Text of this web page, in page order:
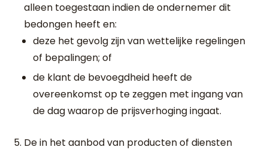
alleen toegestaan indien de ondernemer dit
bedongen heeft en:
deze het gevolg zijn van wettelijke regelingen
of bepalingen; of
de klant de bevoegdheid heeft de
overeenkomst op te zeggen met ingang van
de dag waarop de prijsverhoging ingaat.
De in het aanbod van producten of diensten